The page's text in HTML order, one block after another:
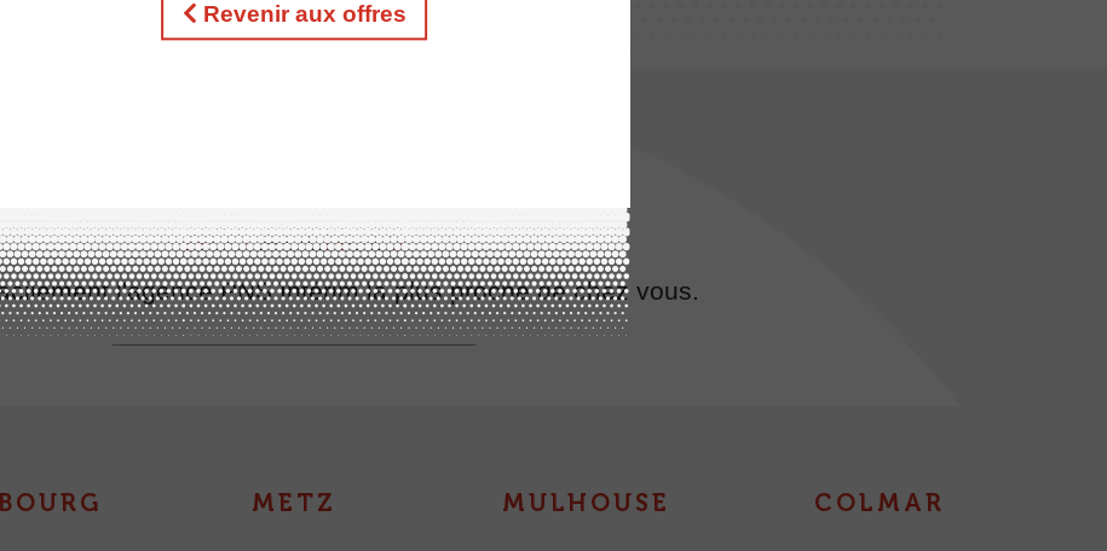
Revenir aux offres
NOS AGENCES
l'agence PNS Intérim la plus proche de chez vous.
METZ MULHOUSE COLMAR